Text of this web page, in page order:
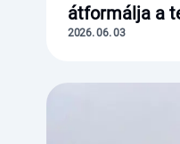
átformálja a
2026. 06. 03